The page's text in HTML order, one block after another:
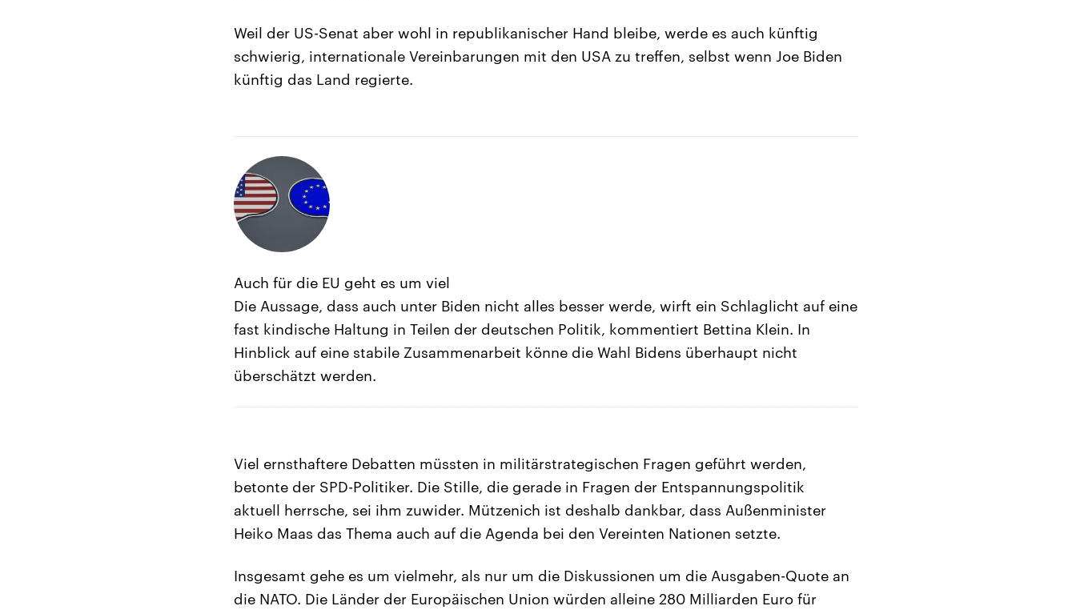
Weil der US-Senat aber wohl in republikanischer Hand bleibe, werde es auch künftig
schwierig, internationale Vereinbarungen mit den USA zu treffen, selbst wenn Joe Biden
künftig das Land regierte.
Auch für die EU geht es um viel
Die Aussage, dass auch unter Biden nicht alles besser werde, wirft ein Schlaglicht auf eine
fast kindische Haltung in Teilen der deutschen Politik, kommentiert Bettina Klein. In
Hinblick auf eine stabile Zusammenarbeit könne die Wahl Bidens überhaupt nicht
überschätzt werden.
Viel ernsthaftere Debatten müssten in militärstrategischen Fragen geführt werden,
betonte der SPD-Politiker. Die Stille, die gerade in Fragen der Entspannungspolitik
aktuell herrsche, sei ihm zuwider. Mützenich ist deshalb dankbar, dass Außenminister
Heiko Maas das Thema auch auf die Agenda bei den Vereinten Nationen setzte.
Insgesamt gehe es um vielmehr, als nur um die Diskussionen um die Ausgaben-Quote an
die NATO. Die Länder der Europäischen Union würden alleine 280 Milliarden Euro für